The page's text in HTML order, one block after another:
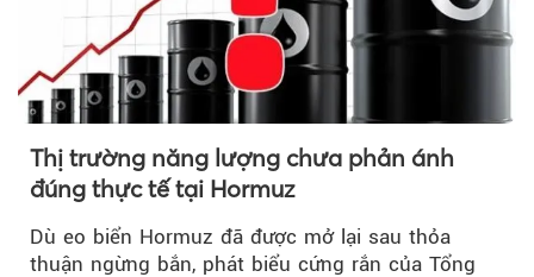
Thị trường năng lượng chưa phản ánh
đúng thực tế tại Hormuz
Dù eo biển Hormuz đã được mở lại sau thỏa
thuận ngừng bắn, phát biểu cứng rắn của Tổng